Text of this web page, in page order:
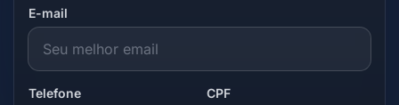
E-mail
Telefone CPF